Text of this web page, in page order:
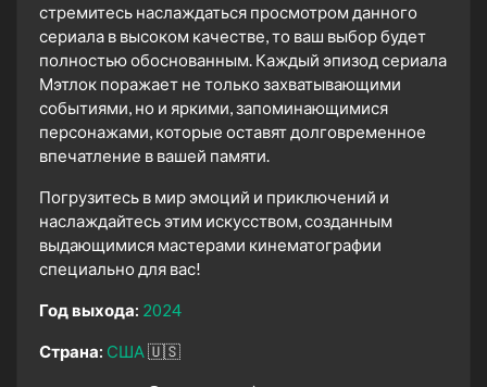
стремитесь наслаждаться просмотром данного
сериала в высоком качестве, то ваш выбор будет
полностью обоснованным. Каждый эпизод сериала
Мэтлок поражает не только захватывающими
событиями, но и яркими, запоминающимися
персонажами, которые оставят долговременное
впечатление в вашей памяти.
Погрузитесь в мир эмоций и приключений и
наслаждайтесь этим искусством, созданным
выдающимися мастерами кинематографии
специально для вас!
Год выхода: 2024
Страна: США🇺🇸